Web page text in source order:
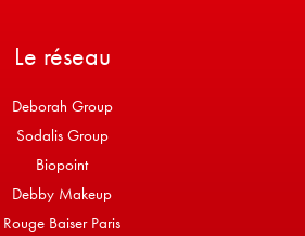
Le réseau
Deborah Group
Sodalis Group
Biopoint
Debby Makeup
Rouge Baiser Paris